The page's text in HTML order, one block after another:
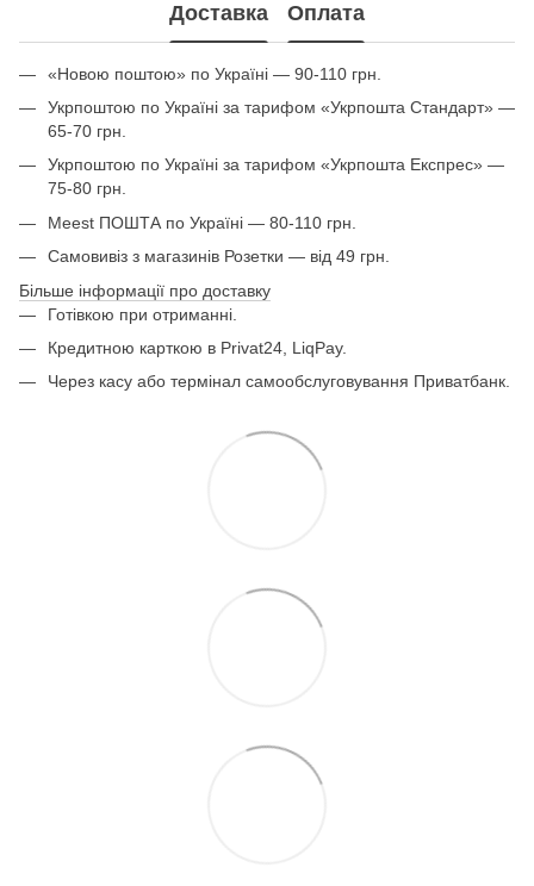
Доставка Оплата
«Новою поштою» по Україні — 90-110 грн.
Укрпоштою по Україні за тарифом «Укрпошта Стандарт» —
65-70 грн.
Укрпоштою по Україні за тарифом «Укрпошта Експрес» —
75-80 грн.
Meest ПОШТА по Україні — 80-110 грн.
Самовивіз з магазинів Розетки — від 49 грн.
Більше інформації про доставку
Готівкою при отриманні.
Кредитною карткою в Privat24, LiqPay.
Через касу або термінал самообслуговування Приватбанк.